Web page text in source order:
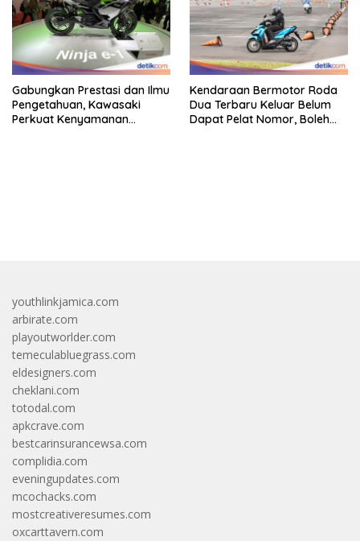
Gabungkan Prestasi dan Ilmu
Pengetahuan, Kawasaki
Perkuat Kenyamanan
Kendaraan Bermotor Roda
Dua Terbaru Keluar Belum
Dapat Pelat Nomor, Boleh
youthlinkjamica.com
arbirate.com
playoutworlder.com
temeculabluegrass.com
eldesigners.com
cheklani.com
totodal.com
apkcrave.com
bestcarinsurancewsa.com
complidia.com
eveningupdates.com
mcochacks.com
mostcreativeresumes.com
oxcarttavern.com